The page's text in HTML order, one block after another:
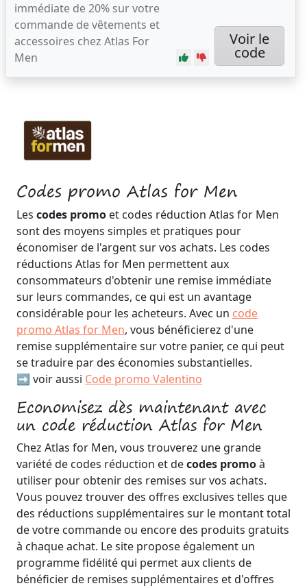
Codes promo Atlas for Men
Les codes promo et codes réduction Atlas for Men
sont des moyens simples et pratiques pour
économiser de l'argent sur vos achats. Les codes
réductions Atlas for Men permettent aux
consommateurs d'obtenir une remise immédiate
sur leurs commandes, ce qui est un avantage
considérable pour les acheteurs. Avec un code
promo Atlas for Men, vous bénéficierez d'une
remise supplémentaire sur votre panier, ce qui peut
se traduire par des économies substantielles.
➡️ voir aussi Code promo Valentino
Economisez dès maintenant avec
un code réduction Atlas for Men
Chez Atlas for Men, vous trouverez une grande
variété de codes réduction et decodes promoà
utiliser pour obtenir des remises sur vos achats.
Vous pouvez trouver des offres exclusives telles que
des réductions supplémentaires sur le montant total
de votre commande ou encore des produits gratuits
à chaque achat. Le site propose également un
programme fidélité qui permet aux clients de
bénéficier de remises supplémentaires et d'offres
immédiate de 20% sur votre
commande de vêtements et
accessoires chez Atlas For
Men
Voir le
code